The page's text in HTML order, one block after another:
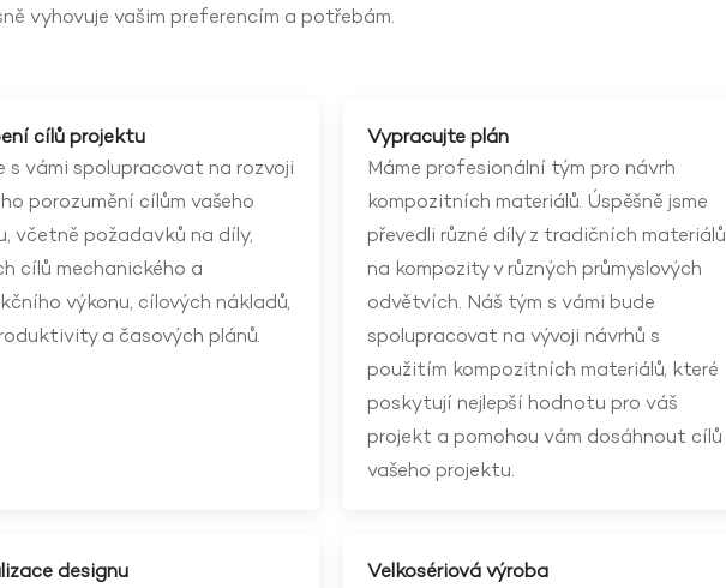
vyhovuje vašim preferencím a potřebám.
cílů projektu
s vámi spolupracovat na rozvoji
porozumění cílům vašeho
včetně požadavků na díly,
cílů mechanického a
výkonu, cílových nákladů,
a časových plánů.
Vypracujte plán
Máme profesionální tým pro návrh
kompozitních materiálů. Úspěšně jsme
převedli různé díly z tradičních materiálů
na kompozity v různých průmyslových
odvětvích. Náš tým s vámi bude
spolupracovat na vývoji návrhů s
použitím kompozitních materiálů, které
poskytují nejlepší hodnotu pro váš
projekt a pomohou vám dosáhnout cílů
vašeho projektu.
designu
Velkosériová výroba